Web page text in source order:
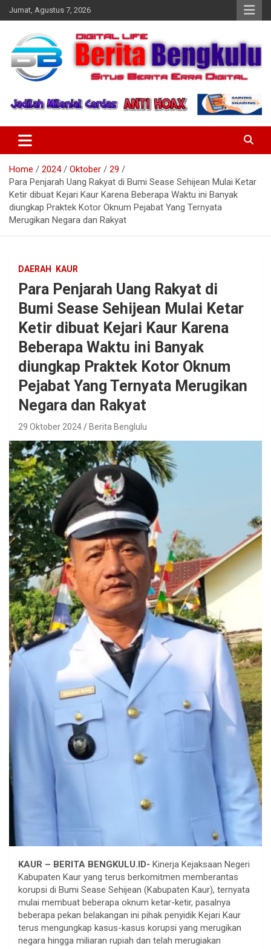
Skip
to
Jumat, Agustus 7, 2026
Beritabengkulu.id
Home 2024 Oktober
29
Para Penjarah Uang Rakyat di Bumi Sease Sehijean Mulai Ketar
Ketir dibuat Kejari Kaur Karena Beberapa Waktu ini Banyak
diungkap Praktek Kotor Oknum Pejabat Yang Ternyata
Merugikan Negara dan Rakyat
DAERAH KAUR
Para Penjarah Uang Rakyat di
Bumi Sease Sehijean Mulai Ketar
Ketir dibuat Kejari Kaur Karena
Beberapa Waktu ini Banyak
diungkap Praktek Kotor Oknum
Pejabat Yang Ternyata Merugikan
Negara dan Rakyat
29 Oktober 2024 Berita Benglulu
KAUR – BERITA BENGKULU.ID- Kinerja Kejaksaan Negeri
Kabupaten Kaur yang terus berkomitmen memberantas
korupsi di Bumi Sease Sehijean (Kabupaten Kaur), ternyata
mulai membuat beberapa oknum ketar-ketir, pasalnya
beberapa pekan belakangan ini pihak penyidik Kejari Kaur
terus mengungkap kasus-kasus korupsi yang merugikan
negara hingga miliaran rupiah dan telah merugiakan